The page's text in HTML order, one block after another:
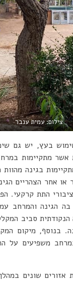
צילום: עמית ענבר
בעץ, יש גם
אשר מתקיימות
בגינה
אחר הצהריים
התת
הגינה והמרחב
סביב
בנוסף, מיקום
משפיעים על
אזורים שונים